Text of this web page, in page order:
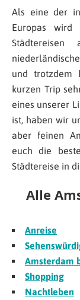
Als eine der
Europas
und trotzdem
kurzen Trip
eines unserer
ist, haben wir
aber feinen
euch die
Städtereise in
Alle
Anreise
Amsterdam
Shopping
Nachtleben